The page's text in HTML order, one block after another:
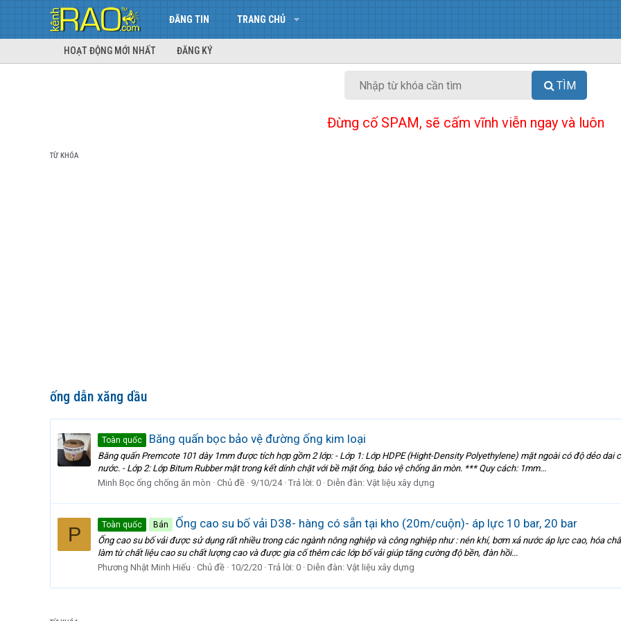
ĐĂNG TIN TRANG CHỦ
HOẠT ĐỘNG MỚI NHẤT ĐĂNG KÝ
TÌM
Đừng cố SPAM, sẽ cấm vĩnh viễn ngay và luôn
TỪ KHÓA
ống dẫn xăng dầu
Toàn quốc Băng quấn bọc bảo vệ đường ống kim loại
Băng quấn Premcote 101 dày 1mm được tích hợp gồm 2 lớp: - Lớp 1: Lớp HDPE (Hight-Density Polyethylene) mặt ngoài có độ dẻo
nước. - Lớp 2: Lớp Bitum Rubber mặt trong kết dính chặt với bề mặt ống, bảo vệ chống ăn mòn. *** Quy cách: 1mm...
Minh Bọc ống chống ăn mòn
Chủ đề 9/10/24 Trả lời: 0 Diễn đàn: Vật liệu xây dựng
P Toàn quốc Bán Ống cao su bố vải D38- hàng có sẵn tại kho (20m/cuộn)- áp lực 10 bar, 20 bar
Ống cao su bố vải được sử dụng rất nhiều trong các ngành nông nghiệp và công nghiệp như : nén khí, bơm xả nước áp lực cao, hóa
làm từ chất liệu cao su chất lượng cao và được gia cố thêm các lớp bố vải giúp tăng cường độ bền, đàn hồi...
Phương Nhật Minh Hiếu
Chủ đề 10/2/20 Trả lời: 0 Diễn đàn: Vật liệu xây dựng